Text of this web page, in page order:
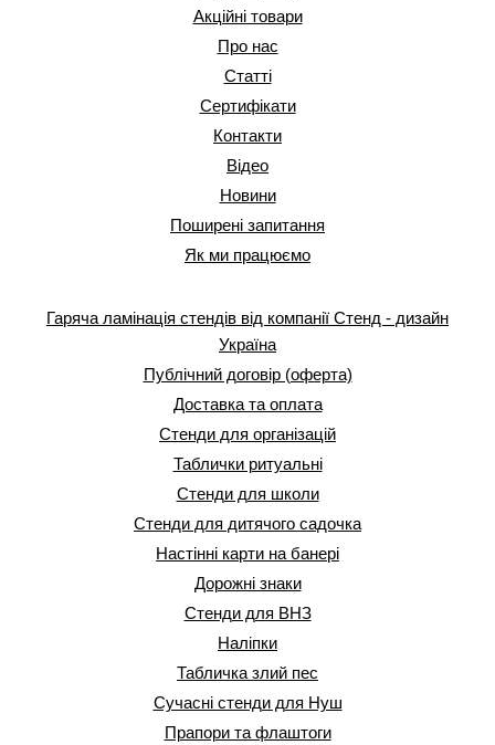
Акційні товари
Про нас
Статті
Сертифікати
Контакти
Відео
Новини
Поширені запитання
Як ми працюємо
Гаряча ламінація стендів від компанії Стенд - дизайн
Україна
Публічний договір (оферта)
Доставка та оплата
Стенди для організацій
Таблички ритуальні
Стенди для школи
Стенди для дитячого садочка
Настінні карти на банері
Дорожні знаки
Стенди для ВНЗ
Наліпки
Табличка злий пес
Сучасні стенди для Нуш
Прапори та флаштоги